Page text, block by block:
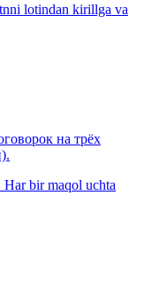
lotindan kirillga va
на трёх
bir maqol uchta